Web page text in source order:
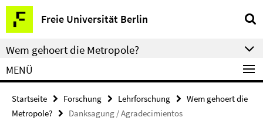
Springe
direkt
zu
Inhalt
Freie Universität Berlin
Service-
Navigation
Wem gehoert die Metropole?
MENÜ
Startseite Forschung Lehrforschung
Wem gehoert die
Metropole?
Danksagung / Agradecimientos